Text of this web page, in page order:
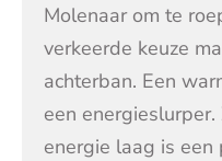
Molenaar om te
verkeerde keuze
achterban. Een
een
energie laag is